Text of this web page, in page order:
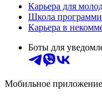
Карьера для
Школа
Карьера в
Боты для
Мобильное приложение